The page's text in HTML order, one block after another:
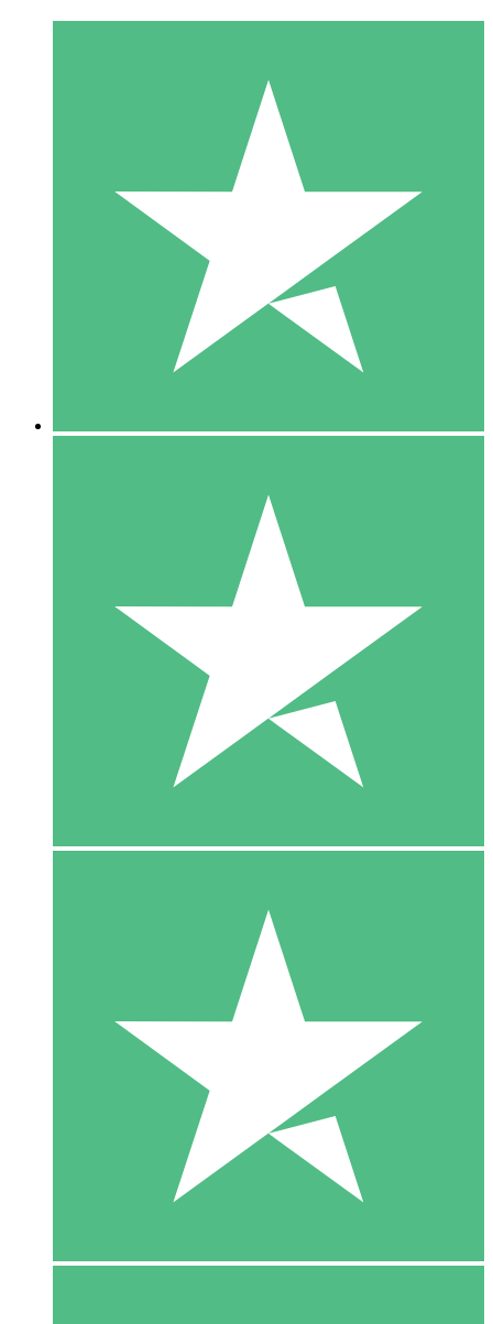
Individuelle Credit-Pakete
Zahlen Sie nach Bedarf mit Download-Credits. Keine
monatliche Verpflichtung erforderlich.
10 00
10 Downloads
20 00